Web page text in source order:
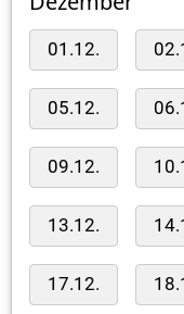
01.12.
05.12.
09.12.
13.12.
17.12.